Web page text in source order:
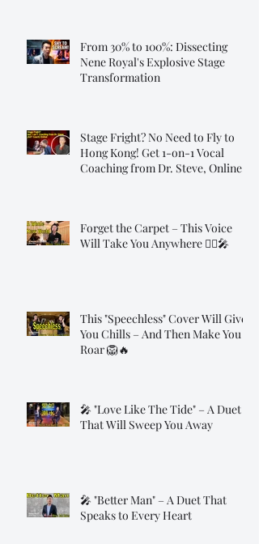
From 30% to 100%: Dissecting
Nene Royal's Explosive Stage
Transformation
Stage Fright? No Need to Fly to
Hong Kong! Get 1-on-1 Vocal
Coaching from Dr. Steve, Online!
Forget the Carpet – This Voice
Will Take You Anywhere 🧞‍♂️🎤
This "Speechless" Cover Will Give
You Chills – And Then Make You
Roar 🦁🔥
🎤 "Love Like The Tide" – A Duet
That Will Sweep You Away
🎤 "Better Man" – A Duet That
Speaks to Every Heart